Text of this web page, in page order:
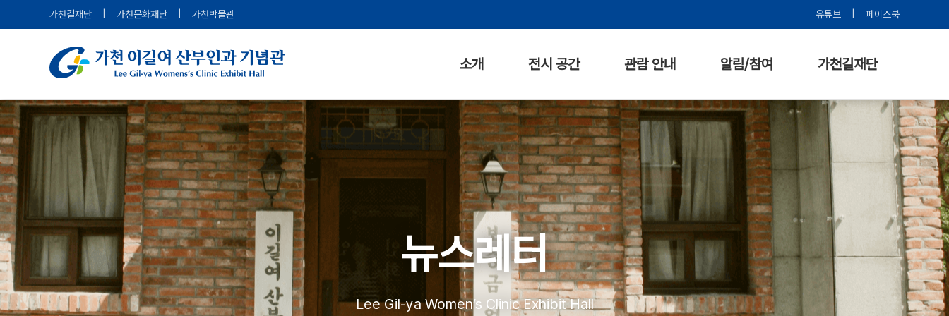
가천길재단 가천문화재단 가천박물관 유튜브 페이스북
소개 전시 공간 관람 안내 알림/참여 가천길재단
뉴스레터
Lee Gil-ya Women’s Clinic Exhibit Hall